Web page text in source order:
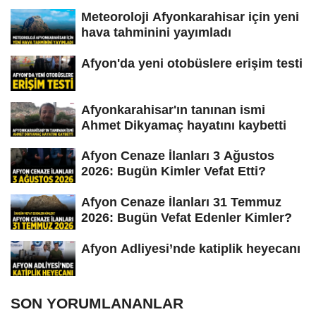
Meteoroloji Afyonkarahisar için yeni
hava tahminini yayımladı
Afyon'da yeni otobüslere erişim testi
Afyonkarahisar'ın tanınan ismi
Ahmet Dikyamaç hayatını kaybetti
Afyon Cenaze İlanları 3 Ağustos
2026: Bugün Kimler Vefat Etti?
Afyon Cenaze İlanları 31 Temmuz
2026: Bugün Vefat Edenler Kimler?
Afyon Adliyesi’nde katiplik heyecanı
SON YORUMLANANLAR